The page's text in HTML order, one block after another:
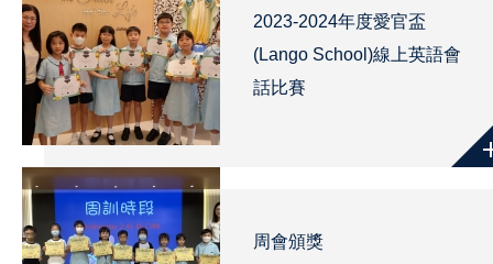
2023-2024年度愛官盃
(Lango School)線上英語會
話比賽
周會頒獎